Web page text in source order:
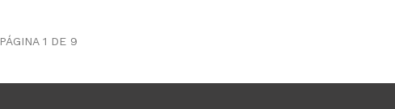
PÁGINA 1 DE 9